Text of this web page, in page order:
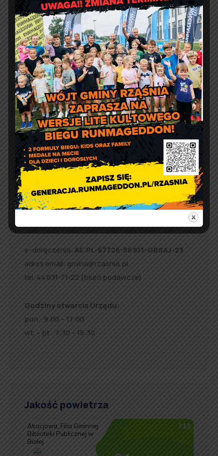
Artur Ruka Comment off
Dzień Sportu w Reklach
Artur Ruka Comment off
Nieodpłatna pomoc prawna,
poradnictwo obywatelskie,
mediacja oraz edukacja
prawna w 2026 r.
Kontakt
Urząd Gminy w Rząśni
ul. 1 Maja 37
e-doręczenia: AE:PL-57726-56911-GBSAJ-23
adres email: gmina@rzasnia.pl
tel. 44 631-71-22 (biuro podawcze)
Godziny otwarcia Urzędu:
pon.: 9:00 – 17:00
wt. – pt.: 7:30 – 15:30
Jakość powietrza